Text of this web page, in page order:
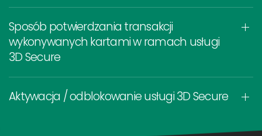
Sposób potwierdzania transakcji
wykonywanych kartami w ramach usługi
3D Secure
Aktywacja / odblokowanie usługi 3D Secure